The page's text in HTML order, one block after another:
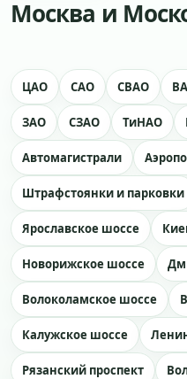
Москва и
ЦАО САО СВАО
ЗАО СЗАО ТиНАО
Автомагистрали
Штрафстоянки и парковки
Ярославское шоссе
Новорижское шоссе
Волоколамское шоссе
Калужское шоссе
Рязанский проспект